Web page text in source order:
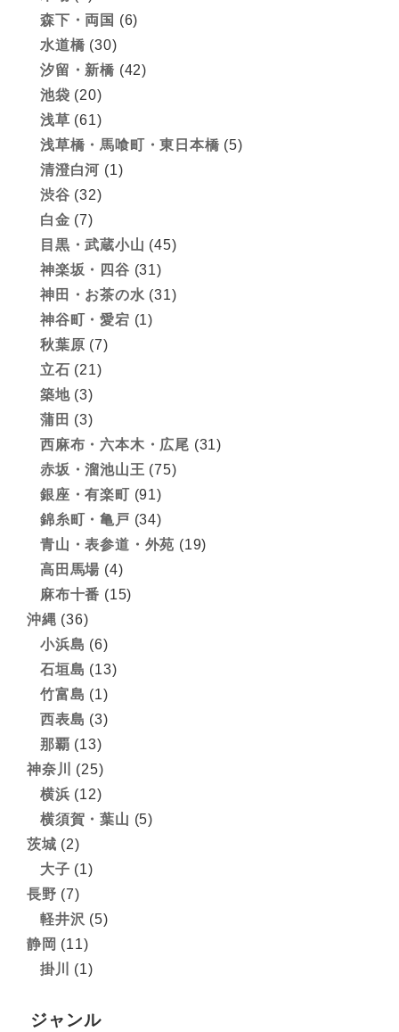
森下・両国 (6)
水道橋 (30)
汐留・新橋 (42)
池袋 (20)
浅草 (61)
浅草橋・馬喰町・東日本橋 (5)
清澄白河 (1)
渋谷 (32)
白金 (7)
目黒・武蔵小山 (45)
神楽坂・四谷 (31)
神田・お茶の水 (31)
神谷町・愛宕 (1)
秋葉原 (7)
立石 (21)
築地(3)
蒲田 (3)
西麻布・六本木・広尾 (31)
赤坂・溜池山王 (75)
銀座・有楽町 (91)
錦糸町・亀戸 (34)
青山・表参道・外苑 (19)
高田馬場 (4)
麻布十番 (15)
沖縄 (36)
小浜島 (6)
石垣島 (13)
竹富島 (1)
西表島 (3)
那覇 (13)
神奈川
(25)
横浜 (12)
横須賀・葉山 (5)
茨城 (2)
大子 (1)
長野 (7)
軽井沢 (5)
静岡 (11)
掛川
(1)
ジャンル